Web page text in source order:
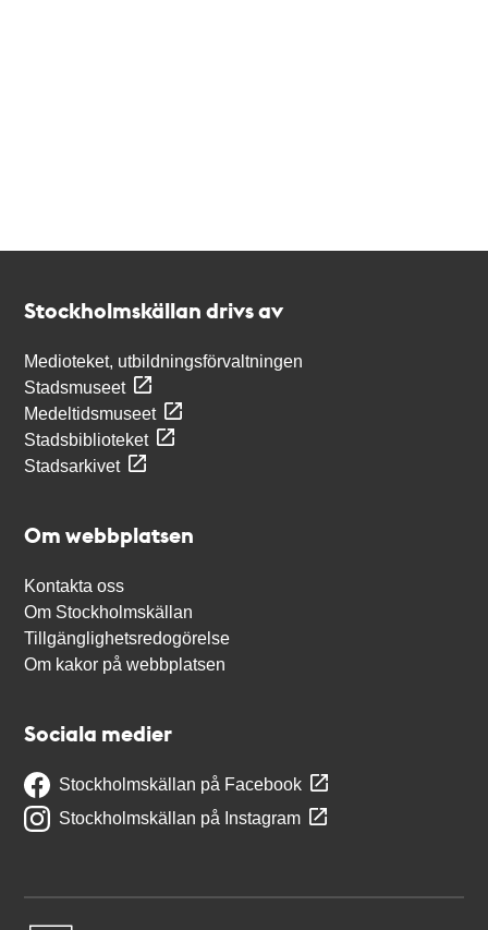
Stockholmskällan drivs av
Medioteket, utbildningsförvaltningen
Stadsmuseet
Medeltidsmuseet
Stadsbiblioteket
Stadsarkivet
Om webbplatsen
Kontakta oss
Om Stockholmskällan
Tillgänglighetsredogörelse
Om kakor på webbplatsen
Sociala medier
Stockholmskällan på Facebook
Stockholmskällan på Instagram